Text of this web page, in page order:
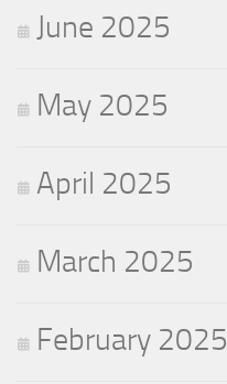
June 2025
May 2025
April 2025
March 2025
February 2025